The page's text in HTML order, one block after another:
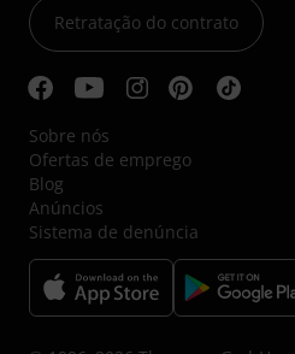
Retratação do contrato
Sobre nós
Ofertas de emprego
Blog
Anúncios
Sistema de denúncia